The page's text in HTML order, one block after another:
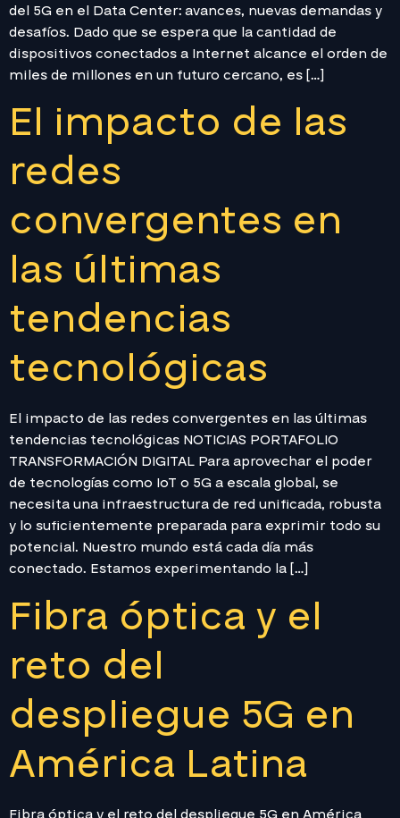
del 5G en el Data Center: avances, nuevas demandas y
desafíos. Dado que se espera que la cantidad de
dispositivos conectados a Internet alcance el orden de
miles de millones en un futuro cercano, es […]
El impacto de las
redes
convergentes en
las últimas
tendencias
tecnológicas
El impacto de las redes convergentes en las últimas
tendencias tecnológicas NOTICIAS PORTAFOLIO
TRANSFORMACIÓN DIGITAL Para aprovechar el poder
de tecnologías como IoT o 5G a escala global, se
necesita una infraestructura de red unificada, robusta
y lo suficientemente preparada para exprimir todo su
potencial. Nuestro mundo está cada día más
conectado. Estamos experimentando la […]
Fibra óptica y el
reto del
despliegue 5G en
América Latina